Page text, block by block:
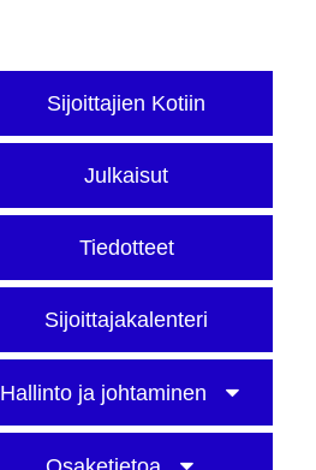
Sijoittajien Kotiin
Julkaisut
Tiedotteet
Sijoittajakalenteri
Hallinto ja johtaminen